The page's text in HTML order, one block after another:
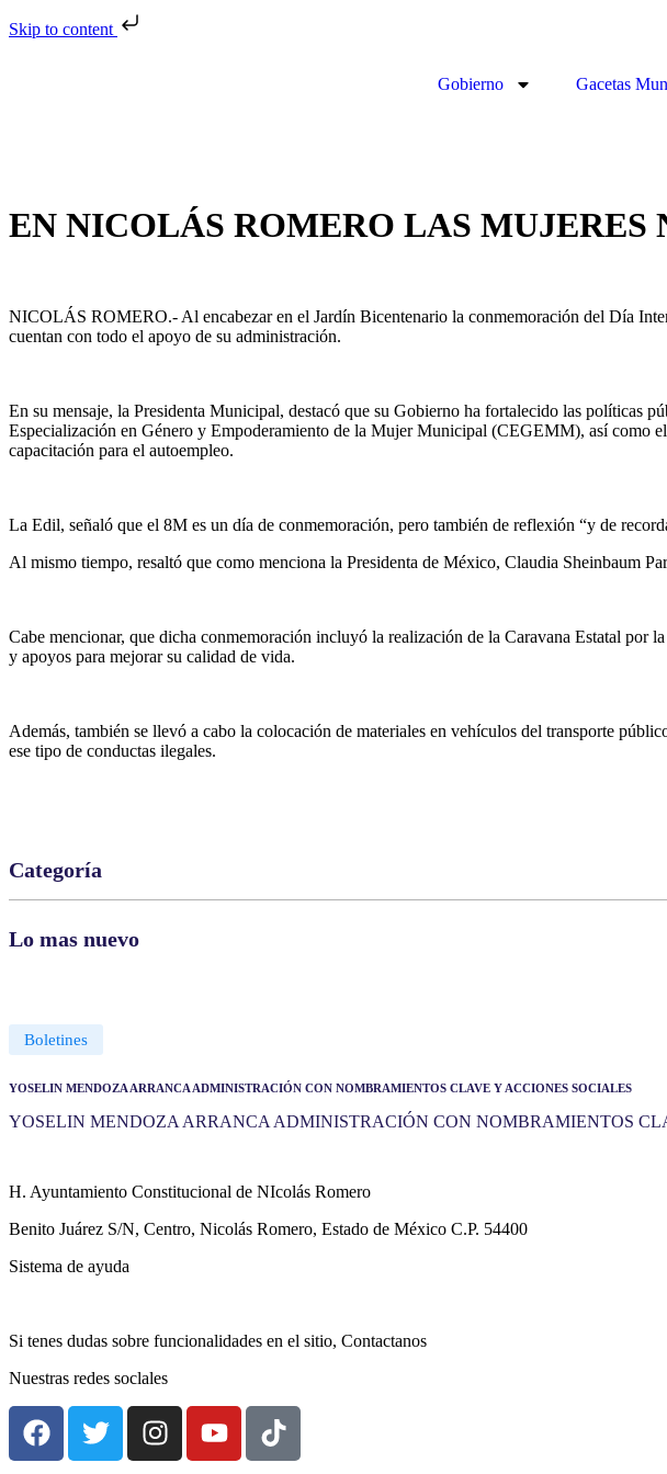
Skip to content
Gobierno Gacetas
EN NICOLÁS ROMERO LAS
NICOLÁS ROMERO.- Al encabezar en el Jardín Bicentenario la conmemoración del Día
cuentan con todo el apoyo de su administración.
En su mensaje, la Presidenta Municipal, destacó que su Gobierno ha fortalecido las políticas
Especialización en Género y Empoderamiento de la Mujer Municipal (CEGEMM), así como
capacitación para el autoempleo.
La Edil, señaló que el 8M es un día de conmemoración, pero también de reflexión “y de
Al mismo tiempo, resaltó que como menciona la Presidenta de México, Claudia Sheinbaum
Cabe mencionar, que dicha conmemoración incluyó la realización de la Caravana Estatal por
y apoyos para mejorar su calidad de vida.
Además, también se llevó a cabo la colocación de materiales en vehículos del transporte
ese tipo de conductas ilegales.
Categoría
Lo mas nuevo
Boletines
YOSELIN MENDOZA ARRANCA ADMINISTRACIÓN CON NOMBRAMIENTOS CLAVE Y ACCIONES SOCIALES
YOSELIN MENDOZA ARRANCA ADMINISTRACIÓN CON NOMBRAMIENTOS
H. Ayuntamiento Constitucional de NIcolás Romero
Benito Juárez S/N, Centro, Nicolás Romero, Estado de México C.P. 54400
Sistema de ayuda
Si tenes dudas sobre funcionalidades en el sitio, Contactanos
Nuestras redes soclales